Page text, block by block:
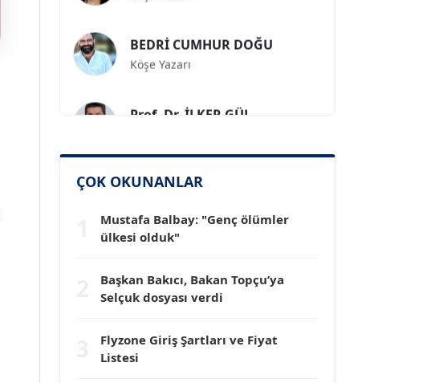
Köşe Yazarı
Köşe Yazarı
Köşe Yazarı
Dr. HAKAN TARTAN
Prof. Dr. YÜCEL OCAK
ÇOK OKUNANLAR
Mustafa Balbay: "Genç ölümler
ülkesi olduk"
Başkan Bakıcı, Bakan Topçu’ya
Selçuk dosyası verdi
Flyzone Giriş Şartları ve Fiyat
Listesi